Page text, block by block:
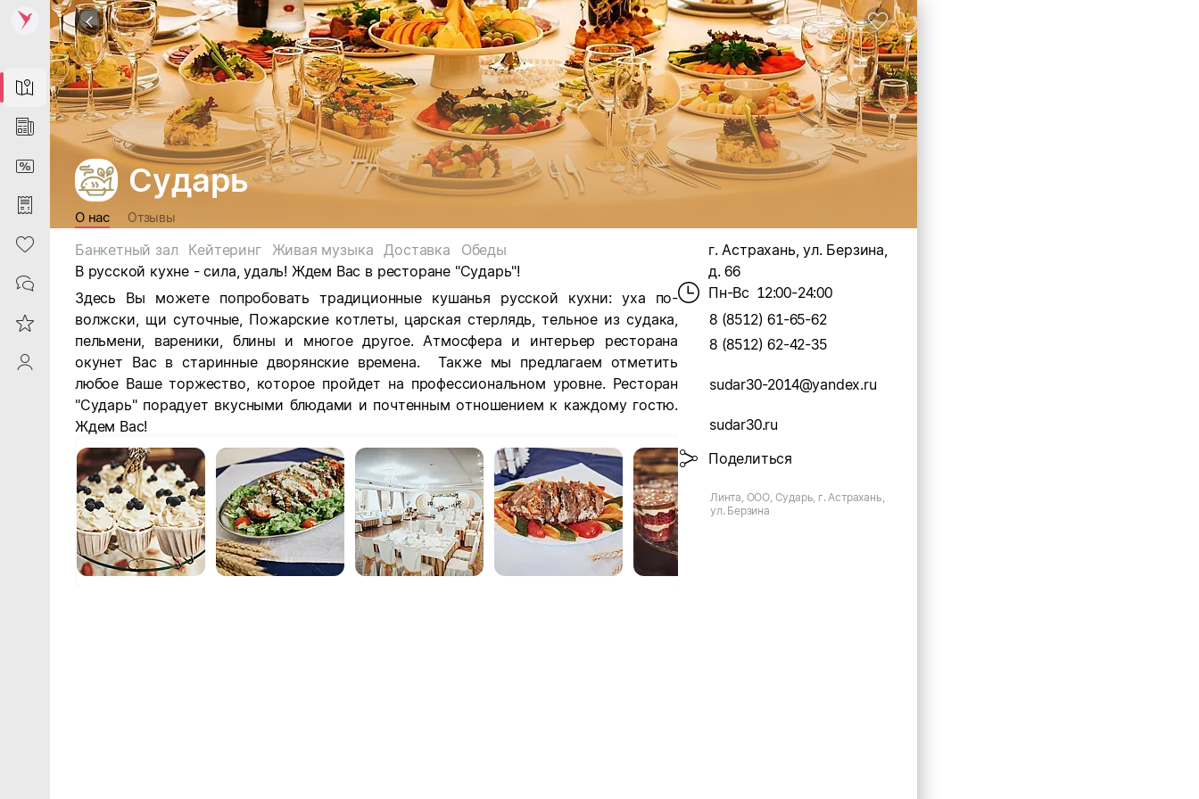
Map
News
DiscountCard
Purchases
Heart
Contacts
Reviews
ProfileSaby
Сударь
О нас Отзывы
Банкетный зал Кейтеринг Живая музыка Доставка
Обеды
В русской кухне - сила, удаль! Ждем Вас в ресторане "Сударь"!
Здесь Вы можете попробовать традиционные кушанья русской кухни: уха по-
волжски, щи суточные, Пожарские котлеты, царская стерлядь, тельное из судака,
пельмени, вареники, блины и многое другое. Атмосфера и интерьер ресторана
окунет Вас в старинные дворянские времена. Также мы предлагаем отметить
любое Ваше торжество, которое пройдет на профессиональном уровне. Ресторан
"Сударь" порадует вкусными блюдами и почтенным отношением к каждому гостю.
Ждем Вас!
г. Астрахань, ул. Берзина,
д. 66
Пн-Вс 12:00-24:00
8 (8512) 61-65-62
8 (8512) 62-42-35
sudar30-2014@yandex.ru
sudar30.ru
Поделиться
Линта, ООО, Сударь, г. Астрахань,
ул. Берзина